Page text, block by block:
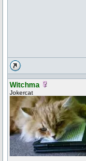
Witchma
Jokercat